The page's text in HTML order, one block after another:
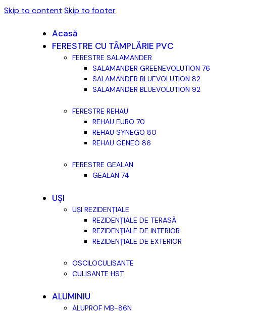
Skip to content Skip to footer
Acasă
FERESTRE CU TÂMPLĂRIE PVC
FERESTRE SALAMANDER
SALAMANDER GREENEVOLUTION 76
SALAMANDER BLUEVOLUTION 82
SALAMANDER BLUEVOLUTION 92
FERESTRE REHAU
REHAU EURO 70
REHAU SYNEGO 80
REHAU GENEO 86
FERESTRE GEALAN
GEALAN 74
UȘI
UȘI REZIDENȚIALE
REZIDENȚIALE DE TERASĂ
REZIDENȚIALE DE INTERIOR
REZIDENȚIALE DE EXTERIOR
OSCILOCULISANTE
CULISANTE HST
ALUMINIU
ALUPROF MB-86N